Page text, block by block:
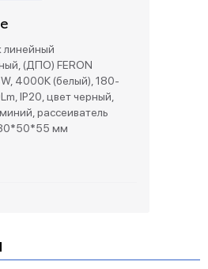
линейный
(ДПО) FERON
4000К (белый), 180-
IP20, цвет черный,
рассеиватель
мм